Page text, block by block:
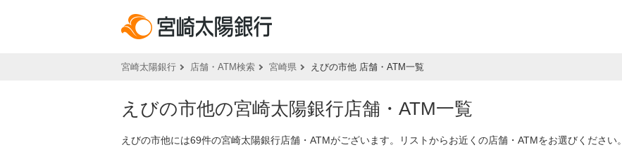
宮崎太陽銀行 店舗・ATM検索 宮崎県 えびの市他 店舗・ATM一覧
えびの市他の宮崎太陽銀行店舗・ATM一覧
えびの市他には69件の宮崎太陽銀行店舗・ATMがございます。リストからお近くの店舗・ATMをお選びください。